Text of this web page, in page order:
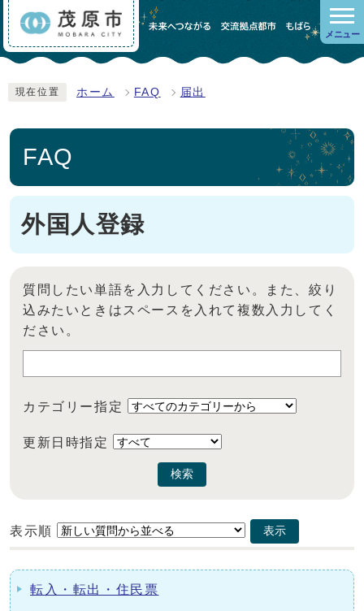
メニュー
現在位置 ホーム FAQ 届出
FAQ
外国人登録
質問したい単語を入力してください。また、絞り
込みたいときはスペースを入れて複数入力してく
ださい。
カテゴリー指定
更新日時指定
検索
表示順 表示
転入・転出・住民票